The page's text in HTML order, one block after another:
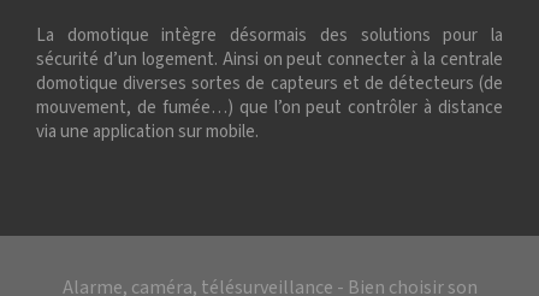
La domotique intègre désormais des solutions pour la
sécurité d’un logement. Ainsi on peut connecter à la centrale
domotique diverses sortes de capteurs et de détecteurs (de
mouvement, de fumée…) que l’on peut contrôler à distance
via une application sur mobile.
Alarme, caméra, télésurveillance - Bien choisir son